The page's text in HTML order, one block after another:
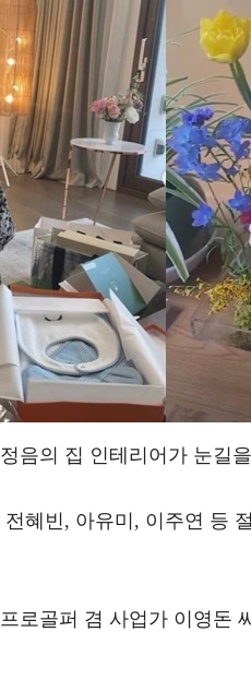
음의 집 인테리어가 눈길
혜빈, 아유미, 이주연 등
로골퍼 겸 사업가 이영돈